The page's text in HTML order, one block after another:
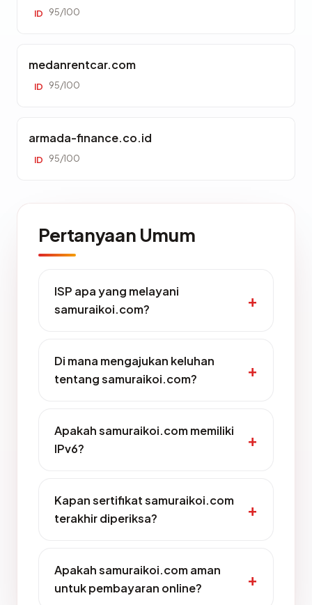
ID 95/100
medanrentcar.com
ID 95/100
armada-finance.co.id
ID 95/100
Pertanyaan Umum
ISP apa yang melayani
samuraikoi.com?
Di mana mengajukan keluhan
tentang samuraikoi.com?
Apakah samuraikoi.com memiliki
IPv6?
Kapan sertifikat samuraikoi.com
terakhir diperiksa?
Apakah samuraikoi.com aman
untuk pembayaran online?